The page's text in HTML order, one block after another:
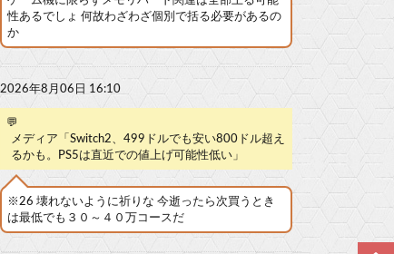
性あるでしょ 何故わざわざ個別で括る必要があるの
か
2026年8月06日 16:10
💬
メディア「Switch2、499ドルでも安い800ドル超え
るかも。PS5は直近での値上げ可能性低い」
※26 壊れないように祈りな 今逝ったら次買うとき
は最低でも３０～４０万コースだ